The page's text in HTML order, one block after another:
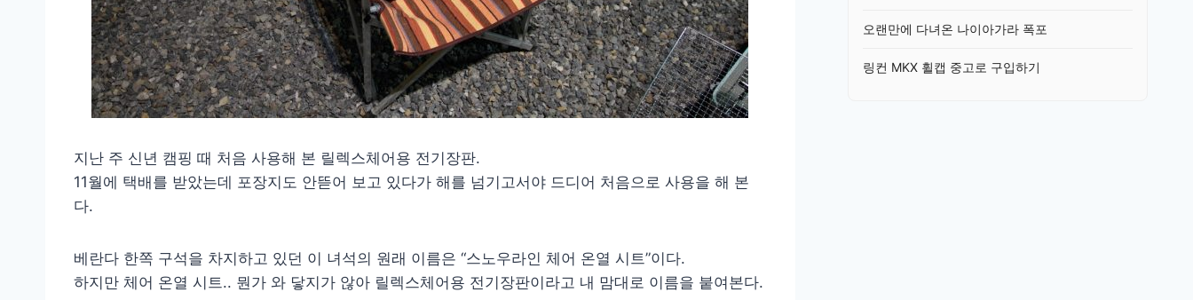
지난 주 신년 캠핑 때 처음 사용해 본 릴렉스체어용 전기장판.
11월에 택배를 받았는데 포장지도 안뜯어 보고 있다가 해를 넘기고서야 드디어 처음으로 사용을 해 본
다.
베란다 한쪽 구석을 차지하고 있던 이 녀석의 원래 이름은 “스노우라인 체어 온열 시트”이다.
하지만 체어 온열 시트.. 뭔가 와 닿지가 않아 릴렉스체어용 전기장판이라고 내 맘대로 이름을 붙여본다.
오랜만에 다녀온 나이아가라 폭포
링컨 MKX 휠캡 중고로 구입하기